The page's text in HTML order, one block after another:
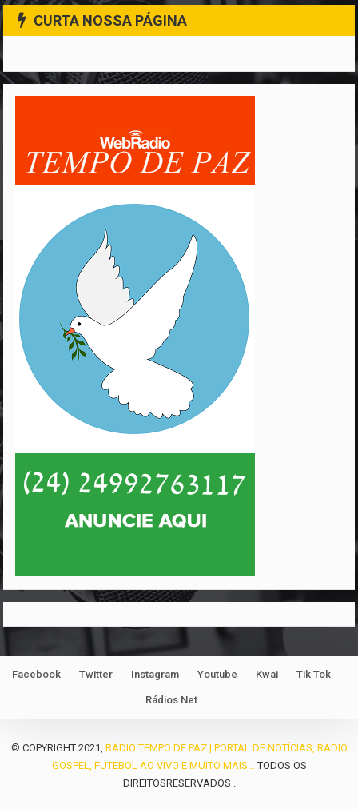
CURTA NOSSA PÁGINA
Facebook Twitter Instagram Youtube Kwai Tik Tok
Rádios Net
© COPYRIGHT 2021, RÁDIO TEMPO DE PAZ | PORTAL DE NOTÍCIAS, RÁDIO
GOSPEL, FUTEBOL AO VIVO E MUITO MAIS...TODOS OS
DIREITOSRESERVADOS .